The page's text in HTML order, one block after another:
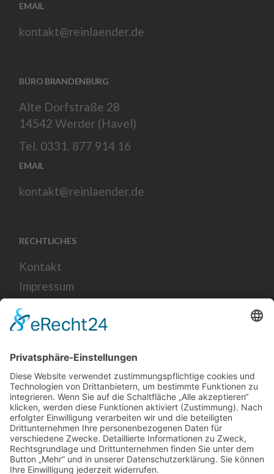
EMAIL
kontakt@reinlaender.de
BÜRO BRANDENBURG
Alte Dorfstraße 28
14542 Werder (Havel)
Tel. 0331. 877 914 16
EMAIL
kontakt@reinlaender.de
RECHTLICHES
Kontakt
Impressum
Datenschutz
SOCIAL
KARRIERE
Über uns
Karriere